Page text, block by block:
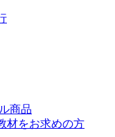
商品
材をお求めの方